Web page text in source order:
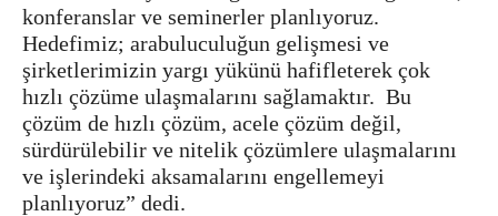
konferanslar ve seminerler planlıyoruz.
Hedefimiz; arabuluculuğun gelişmesi ve
şirketlerimizin yargı yükünü hafifleterek çok
hızlı çözüme ulaşmalarını sağlamaktır. Bu
çözüm de hızlı çözüm, acele çözüm değil,
sürdürülebilir ve nitelik çözümlere ulaşmalarını
ve işlerindeki aksamalarını engellemeyi
planlıyoruz” dedi.